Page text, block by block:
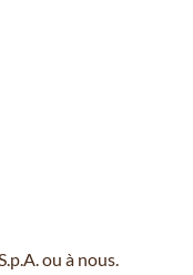
ou à nous.